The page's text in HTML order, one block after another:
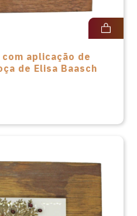
aplicação de
de Elisa Baasch